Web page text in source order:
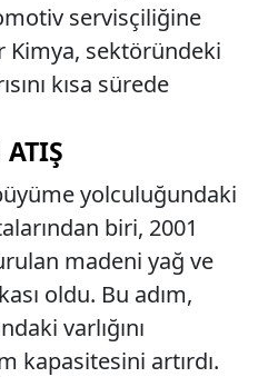
servisçiliğine
Kimya, sektöründeki
kısa sürede
yolculuğundaki
biri, 2001
madeni yağ ve
oldu. Bu adım,
varlığını
kapasitesini artırdı.